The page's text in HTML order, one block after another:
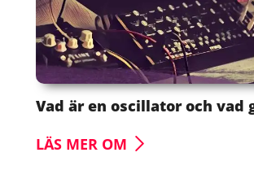
Vad är en oscillator och vad
LÄS MER OM